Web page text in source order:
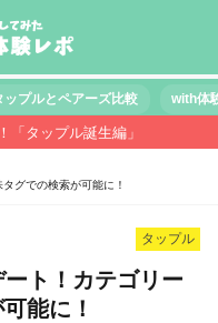
ップルとペアーズ比較 with体
「タップル誕生編」
グでの検索が可能に！
タップル
ト！カテゴリー
能に！